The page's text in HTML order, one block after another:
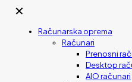
✕
Računarska oprema
Računari
Prenosni
Desktop
AIO računari